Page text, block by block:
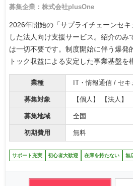
募集企業：株式会社plusOne
2026年開始の「サプライチェーンセ
した法人向け支援サービス。紹介のみ
は一切不要です。制度開始に伴う爆発
トック収益による安定した事業基盤を
業種 IT・情報通信 / セ
募集対象 【個人】 【法人】
募集地域 全国
初期費用 無料
サポート充実 初心者大歓迎 在庫を持たない 無